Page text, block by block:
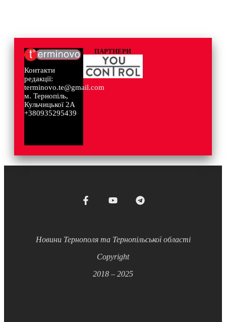
Контакти
редакції:
terminovo.te@gmail.com
м. Тернопіль,
Кульчицької 2А
+380935295439
ПАРТНЕРИ
Новини Тернополя та Тернопільської області
Copyright
2018 – 2025